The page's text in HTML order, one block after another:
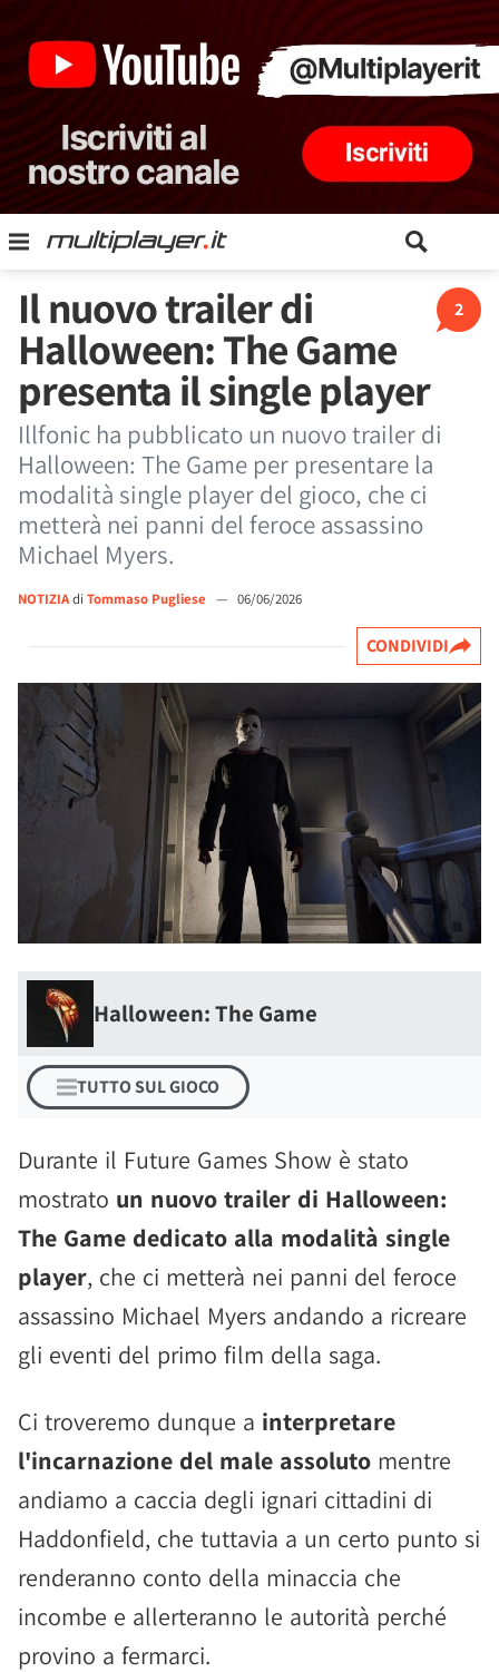
2
Il nuovo trailer di
Halloween: The Game
presenta il single player
Illfonic ha pubblicato un nuovo trailer di
Halloween: The Game per presentare la
modalità single player del gioco, che ci
metterà nei panni del feroce assassino
Michael Myers.
NOTIZIAdi Tommaso Pugliese — 06/06/2026
CONDIVIDI
Halloween: The Game
TUTTO SUL GIOCO
Durante il Future Games Show è stato
mostrato un nuovo trailer di Halloween:
The Game dedicato alla modalità single
player, che ci metterà nei panni del feroce
assassino Michael Myers andando a ricreare
gli eventi del primo film della saga.
Ci troveremo dunque a interpretare
l'incarnazione del male assoluto mentre
andiamo a caccia degli ignari cittadini di
Haddonfield, che tuttavia a un certo punto si
renderanno conto della minaccia che
incombe e allerteranno le autorità perché
provino a fermarci.